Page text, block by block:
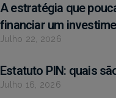
A estratégia que
financiar um
Julho 22, 2026
Estatuto PIN: quais
Julho 16, 2026